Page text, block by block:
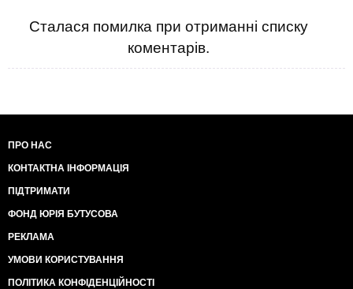
Сталася помилка при отриманні списку
коментарів.
ПРО НАС
КОНТАКТНА ІНФОРМАЦІЯ
ПІДТРИМАТИ
ФОНД ЮРІЯ БУТУСОВА
РЕКЛАМА
УМОВИ КОРИСТУВАННЯ
ПОЛІТИКА КОНФІДЕНЦІЙНОСТІ